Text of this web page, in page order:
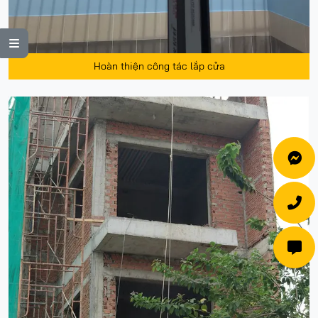

Hoàn thiện công tác lắp cửa


